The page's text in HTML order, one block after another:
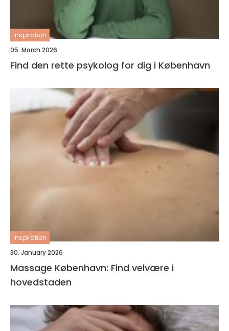
inspiration
05. March 2026
Find den rette psykolog for dig i København
inspiration
30. January 2026
Massage København: Find velvære i
hovedstaden